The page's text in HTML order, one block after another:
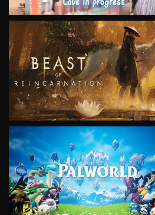
VIEW
VIEW